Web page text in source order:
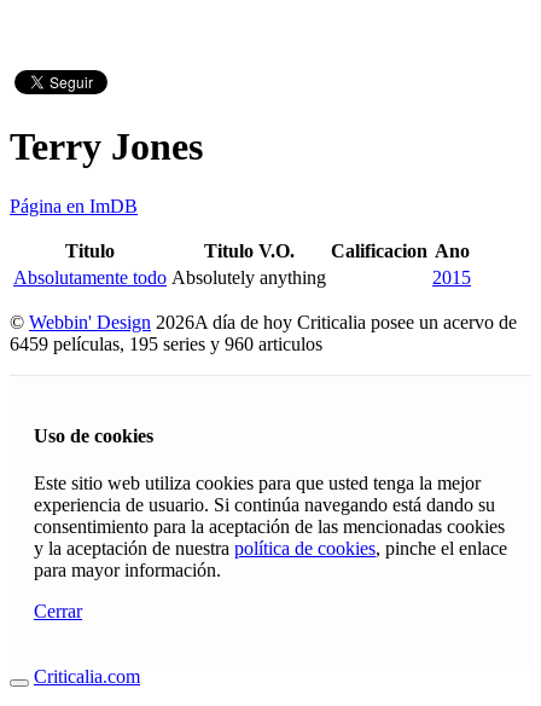
Terry Jones
Página en ImDB
Titulo Titulo V.O. Calificacion Ano
Absolutamente todo Absolutely anything 2015
© Webbin' Design 2026A día de hoy Criticalia posee un acervo de
6459 películas, 195 series y 960 articulos
Uso de cookies
Este sitio web utiliza cookies para que usted tenga la mejor
experiencia de usuario. Si continúa navegando está dando su
consentimiento para la aceptación de las mencionadas cookies
y la aceptación de nuestra política de cookies, pinche el enlace
para mayor información.
Cerrar
Criticalia.com